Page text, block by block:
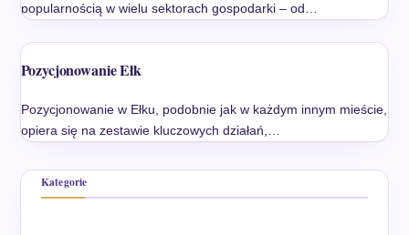
popularnością w wielu sektorach gospodarki – od…
Pozycjonowanie Ełk
Pozycjonowanie w Ełku, podobnie jak w każdym innym mieście,
opiera się na zestawie kluczowych działań,…
Kategorie